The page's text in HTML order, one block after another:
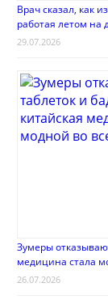
Врач сказал, как
работая летом на
29.07.2026
Зумеры
медицина стала
26.07.2026